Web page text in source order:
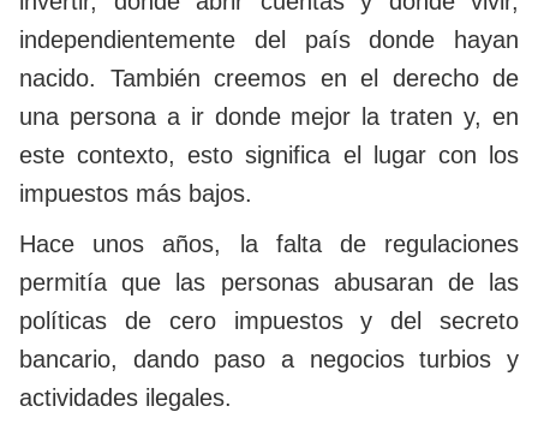
independientemente del país donde hayan
nacido. También creemos en el derecho de
una persona a ir donde mejor la traten y, en
este contexto, esto significa el lugar con los
impuestos más bajos.
Hace unos años, la falta de regulaciones
permitía que las personas abusaran de las
políticas de cero impuestos y del secreto
bancario, dando paso a negocios turbios y
actividades ilegales.